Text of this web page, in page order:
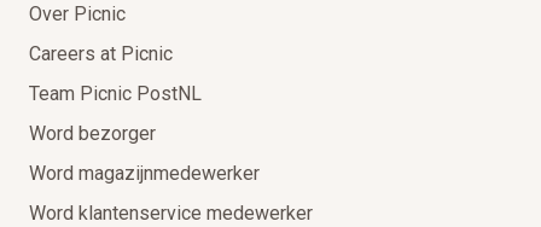
Over Picnic
Careers at Picnic
Team Picnic PostNL
Word bezorger
Word magazijnmedewerker
Word klantenservice medewerker